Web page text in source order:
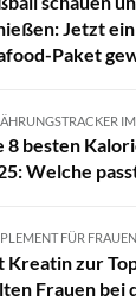
Jetzt
Paket
8 besten
Welche
FÜR FRAUEN
Kreatin zur
Frauen bei